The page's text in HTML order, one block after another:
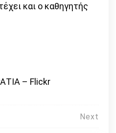
και ο καθηγητής
– Flickr
Next